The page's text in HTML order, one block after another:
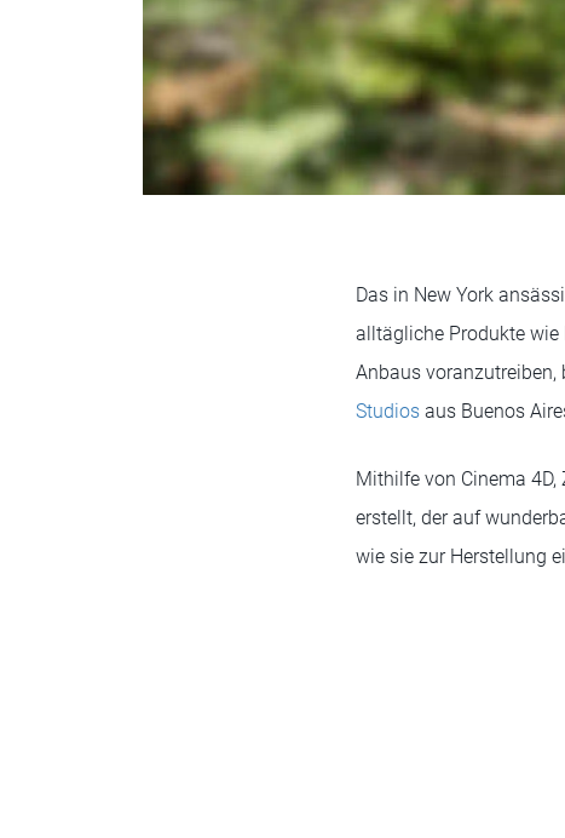
Das in New York
alltägliche Produkte wie
Anbaus
Studios aus Buenos
Mithilfe von Cinema
erstellt, der auf
wie sie zur Herstellung